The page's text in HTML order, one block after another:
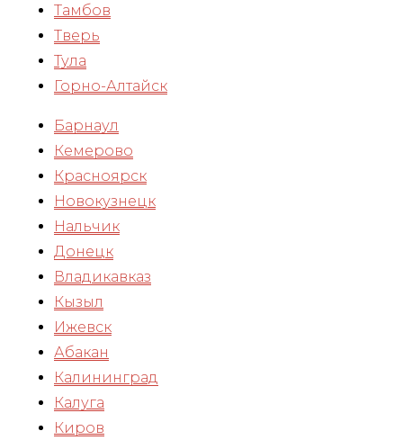
Тамбов
Тверь
Тула
Горно-Алтайск
Барнаул
Кемерово
Красноярск
Новокузнецк
Нальчик
Донецк
Владикавказ
Кызыл
Ижевск
Абакан
Калининград
Калуга
Киров